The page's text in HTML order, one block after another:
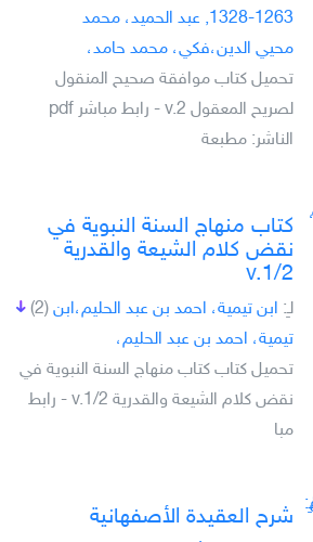
1263-1328, عبد الحميد، محمد
محيي الدين،فكي، محمد حامد،
تحميل كتاب موافقة صحيح المنقول
لصريح المعقول v.2 - رابط مباشر pdf
الناشر: مطبعة
كتاب منهاج السنة النبوية في
نقض كلام الشيعة والقدرية
v.1/2
(2) لـِ: ابن تيمية، احمد بن عبد الحليم،ابن
تيمية، احمد بن عبد الحليم،
تحميل كتاب كتاب منهاج السنة النبوية في
نقض كلام الشيعة والقدرية v.1/2 - رابط
مبا
شرح العقيدة الأصفهانية